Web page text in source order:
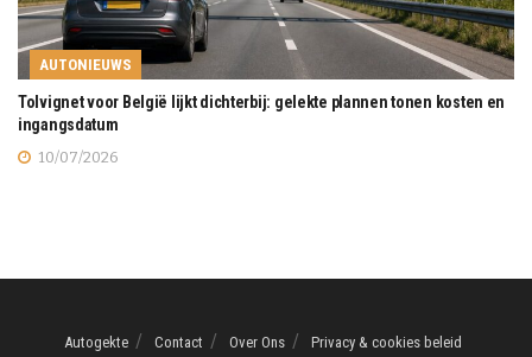
AUTONIEUWS
Tolvignet voor België lijkt dichterbij: gelekte plannen tonen kosten en
ingangsdatum
10/07/2026
Autogekte Contact Over Ons Privacy & cookies beleid